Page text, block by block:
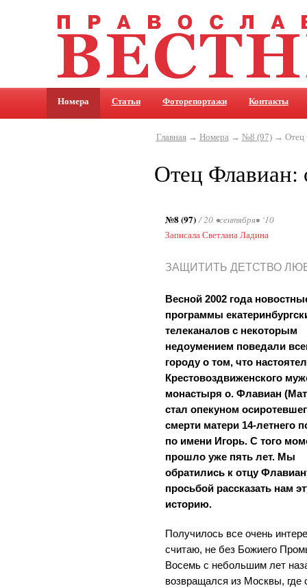
Номера Статьи Фоторепортажи Контакты
Главная→ Номера → №8 (97)→ Отец
Отец Флавиан:
№8 (97) / 20 •сентября• ‘10
Записала Светлана Ладина
ЗАЩИТИТЬ ДЕТСТВО
Весной 2002 года
программы
телеканалов с некоторым
недоумением поведали
городу о том, что
Крестовоздвиженского
монастыря о. Флавиан
стал опекуном
смерти матери 14-летнего
по имени Игорь. С того
прошло уже пять лет. Мы
обратились к отцу
просьбой рассказать нам
историю.
Получилось все очень
считаю, не без Божиего
Восемь с небольшим лет
возвращался из Москвы,